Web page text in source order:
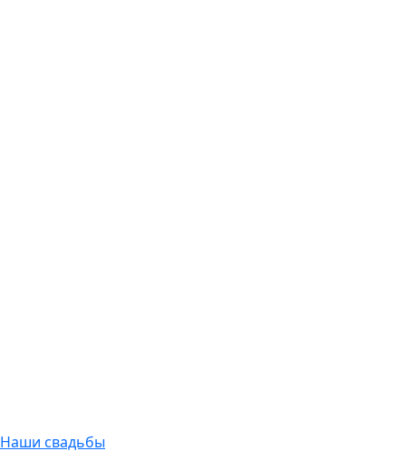
Наши свадьбы